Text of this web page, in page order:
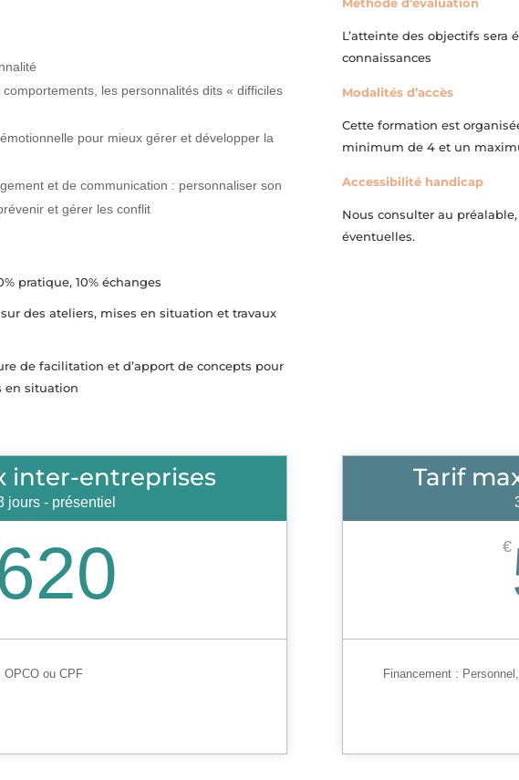
les personnalités dits « difficiles
pour mieux gérer et développer la
et de communication : personnaliser son
et gérer les conflit
pratique, 10% échanges
des ateliers, mises en situation et travaux
de facilitation et d’apport de concepts pour
en situation
L’atteinte des objectifs sera
connaissances
Modalités d’accès
Cette formation est
minimum de 4 et un
Accessibilité handicap
Nous consulter au
éventuelles.
inter-entreprises
jours - présentiel
OPCO ou CPF
Tarif
€
Financement :